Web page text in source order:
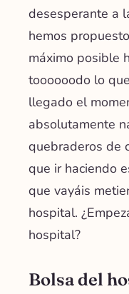
desesperante a
hemos
máximo posible
toooooodo lo
llegado el
absolutamente
quebraderos de
que ir haciendo
que vayáis
hospital.
hospital?
Bolsa del